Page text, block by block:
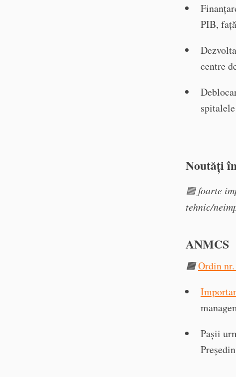
PIB,
centre
Noutăți
🟥 foarte
tehnic/
ANMCS
🟧Ordin
Pașii